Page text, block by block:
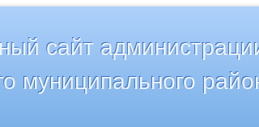
сайт
муниципального